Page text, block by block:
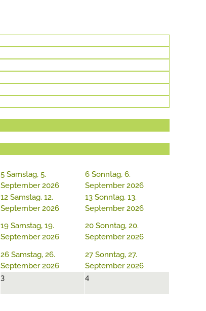
5 Samstag, 5.
September 2026
6 Sonntag, 6.
September 2026
12 Samstag, 12.
September 2026
13 Sonntag, 13.
September 2026
19 Samstag, 19.
September 2026
20 Sonntag, 20.
September 2026
26 Samstag, 26.
September 2026
27 Sonntag, 27.
September 2026
3 4